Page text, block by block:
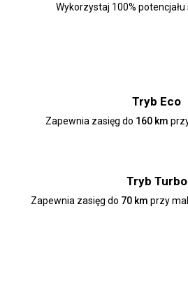
Wykorzystaj 100% potencjału
Tryb Eco
Zapewnia zasięg do 160 km
Tryb Turbo
Zapewnia zasięg do 70 km przy